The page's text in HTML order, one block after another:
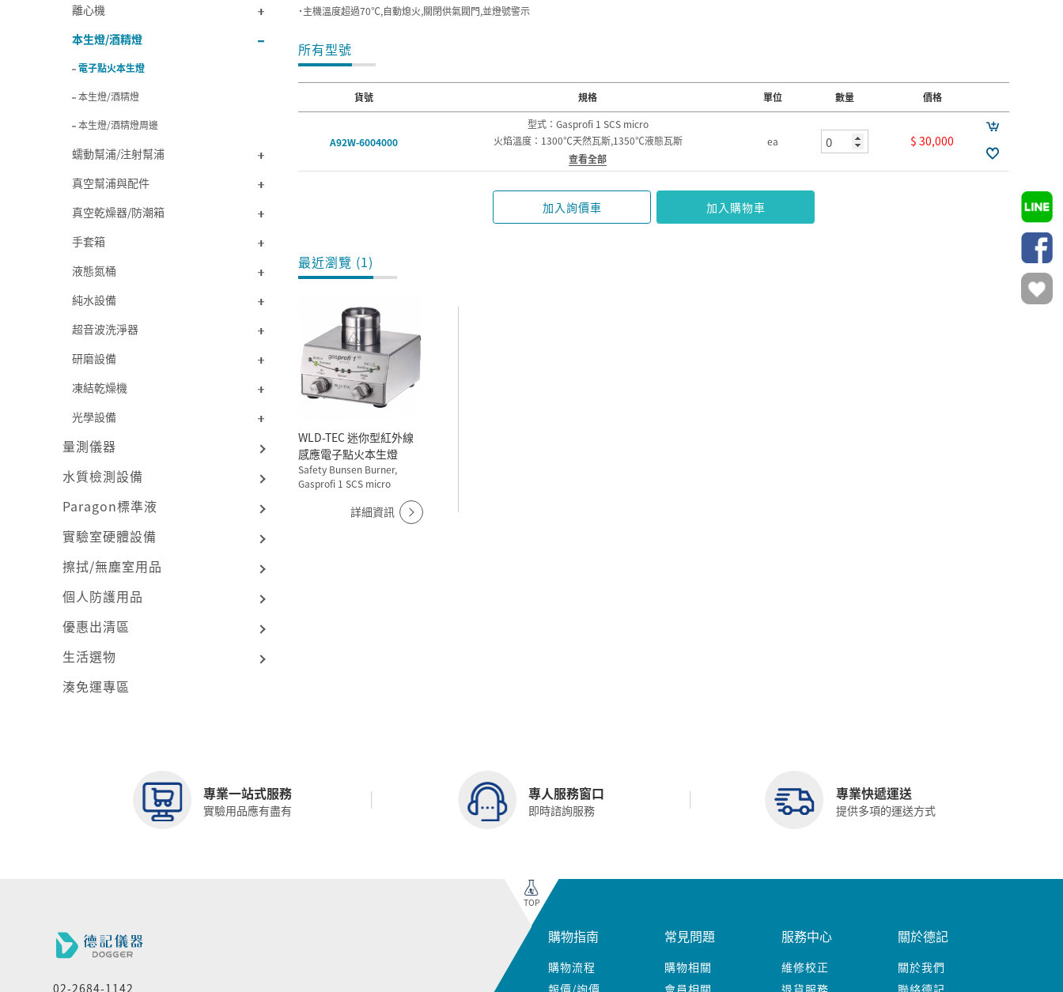
離心機
本生燈/酒精燈
電子點火本生燈
本生燈/酒精燈
本生燈/酒精燈周邊
蠕動幫浦/注射幫浦
真空幫浦與配件
真空乾燥器/防潮箱
手套箱
液態氮桶
純水設備
超音波洗淨器
研磨設備
凍結乾燥機
光學設備
量測儀器
水質檢測設備
Paragon標準液
實驗室硬體設備
擦拭/無塵室用品
個人防護用品
優惠出清區
生活選物
湊免運專區
˙主機溫度超過70℃,自動熄火,關閉供氣閥門,並燈號警示
所有型號
貨號 規格 單位 數量 價格
A92W-6004000
型式：Gasprofi 1 SCS micro
火焰溫度：1300℃天然瓦斯,1350℃液態瓦斯
查看全部
ea $ 30,000
加入詢價車 加入購物車
最近瀏覽 (1)
WLD-TEC 迷你型紅外線
感應電子點火本生燈
Safety Bunsen Burner,
Gasprofi 1 SCS micro
詳細資訊
專業一站式服務
實驗用品應有盡有
專人服務窗口
即時諮詢服務
專業快遞運送
提供多項的運送方式
TOP
02-2684-1142
購物指南
購物流程
報價/詢價
常見問題
購物相關
會員相關
服務中心
維修校正
退貨服務
關於德記
關於我們
聯絡德記